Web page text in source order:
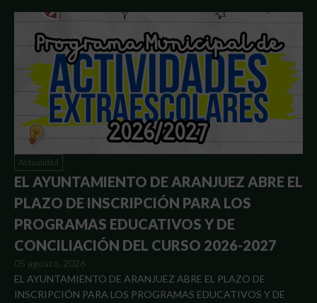
Actualidad
EL AYUNTAMIENTO DE ARANJUEZ ABRE EL
PLAZO DE INSCRIPCIÓN PARA LOS
PROGRAMAS EDUCATIVOS Y DE
CONCILIACIÓN DEL CURSO 2026-2027
05 agosto, 2026
EL AYUNTAMIENTO DE ARANJUEZ ABRE EL PLAZO DE
INSCRIPCIÓN PARA LOS PROGRAMAS EDUCATIVOS Y DE